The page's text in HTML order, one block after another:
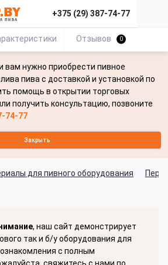
вам нужно приобрести пивное
пива с доставкой и установкой по
помощь в открытии торговых
получить консультацию, позвоните
74-77
Закрыть
+375 (29) 387-74-77
для пивного оборудования
, наш сайт демонстрирует
так и б/у оборудования для
с полным
Отзывов 0